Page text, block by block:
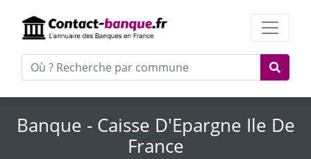
Banque - Caisse D'Epargne Ile De
France